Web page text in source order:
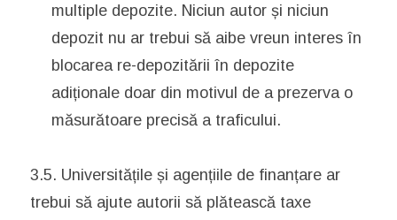
multiple depozite. Niciun autor și niciun
depozit nu ar trebui să aibe vreun interes în
blocarea re-depozitării în depozite
adiționale doar din motivul de a prezerva o
măsurătoare precisă a traficului.
3.5. Universitățile și agențiile de finanțare ar
trebui să ajute autorii să plătească taxe